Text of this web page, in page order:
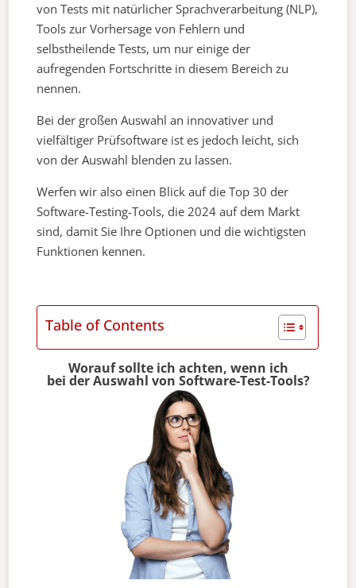
von Tests mit natürlicher Sprachverarbeitung (NLP),
Tools zur Vorhersage von Fehlern und
selbstheilende Tests, um nur einige der
aufregenden Fortschritte in diesem Bereich zu
nennen.
Bei der großen Auswahl an innovativer und
vielfältiger Prüfsoftware ist es jedoch leicht, sich
von der Auswahl blenden zu lassen.
Werfen wir also einen Blick auf die Top 30 der
Software-Testing-Tools, die 2024 auf dem Markt
sind, damit Sie Ihre Optionen und die wichtigsten
Funktionen kennen.
Table of Contents
Worauf sollte ich achten, wenn ich
bei der Auswahl von Software-Test-Tools?